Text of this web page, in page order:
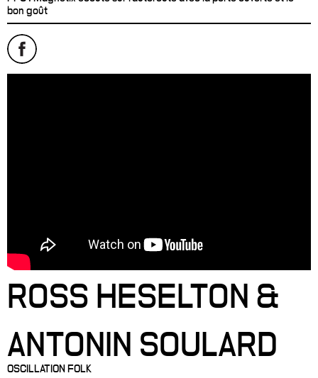
bon goût
ROSS HESELTON &
ANTONIN SOULARD
OSCILLATION FOLK